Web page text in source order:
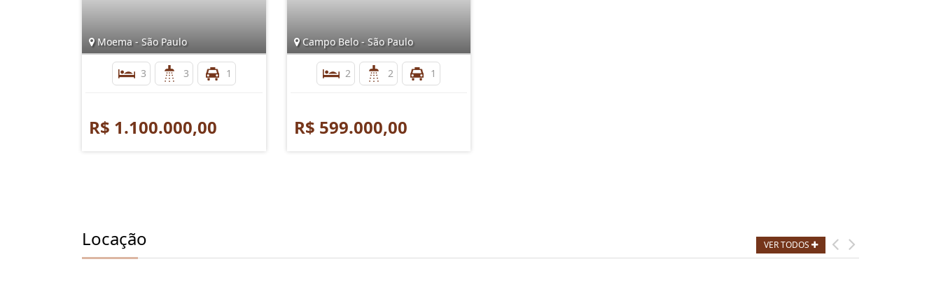
Moema - São Paulo
3 3 1
R$ 1.100.000,00
Campo Belo - São Paulo
2 2 1
R$ 599.000,00
Locação VER TODOS